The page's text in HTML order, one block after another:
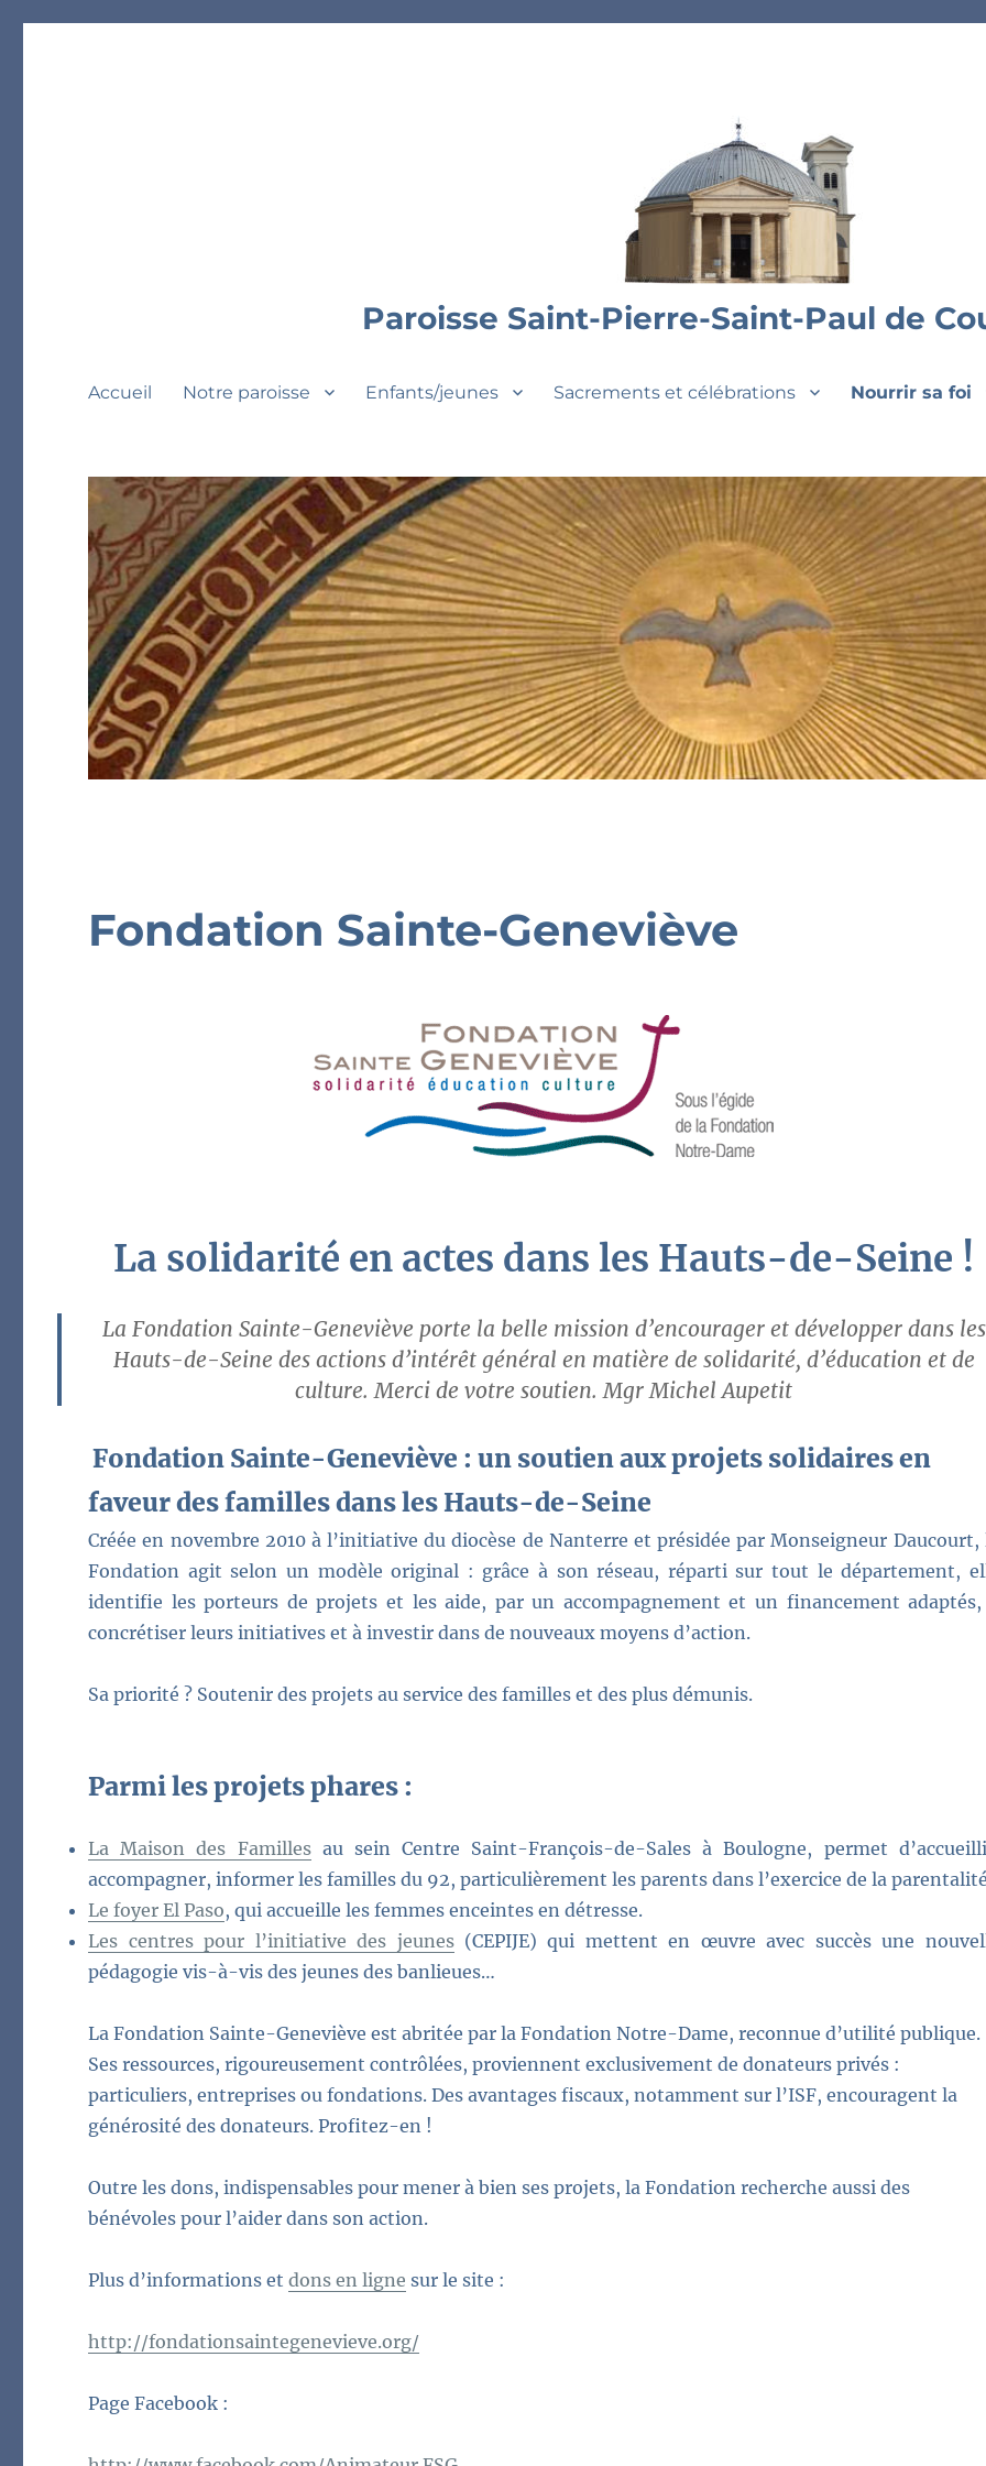
Paroisse Saint-Pierre-Saint-Paul de
Accueil Notre paroisse Enfants/jeunes Sacrements et célébrations Nourrir sa foi
Fondation Sainte-Geneviève
La solidarité en actes dans les Hauts-de-Seine !
La Fondation Sainte-Geneviève porte la belle mission d’encourager et développer dans les
Hauts-de-Seine des actions d’intérêt général en matière de solidarité, d’éducation et de
culture. Merci de votre soutien.Mgr Michel Aupetit
Fondation Sainte-Geneviève : un soutien aux projets solidaires en
faveur des familles dans les Hauts-de-Seine
Créée en novembre 2010 à l’initiative du diocèse de Nanterre et présidée par Monseigneur Daucourt,
Fondation agit selon un modèle original : grâce à son réseau, réparti sur tout le département,
identifie les porteurs de projets et les aide, par un accompagnement et un financement adaptés,
concrétiser leurs initiatives et à investir dans de nouveaux moyens d’action.
Sa priorité ? Soutenir des projets au service des familles et des plus démunis.
Parmi les projets phares :
La Maison des Famillesau sein Centre Saint-François-de-Sales à Boulogne, permet
accompagner, informer les familles du 92, particulièrement les parents dans l’exercice de la
Le foyer El Paso, qui accueille les femmes enceintes en détresse.
Les centres pour l’initiative des jeunes(CEPIJE) qui mettent en œuvre avec succès une
pédagogie vis-à-vis des jeunes des banlieues…
La Fondation Sainte-Geneviève est abritée par la Fondation Notre-Dame, reconnue d’utilité publique.
Ses ressources, rigoureusement contrôlées, proviennent exclusivement de donateurs privés :
particuliers, entreprises ou fondations. Des avantages fiscaux, notamment sur l’ISF, encouragent la
générosité des donateurs. Profitez-en !
Outre les dons, indispensables pour mener à bien ses projets, la Fondation recherche aussi des
bénévoles pour l’aider dans son action.
Plus d’informations etdons en ligne sur le site :
http://fondationsaintegenevieve.org/
Page Facebook :